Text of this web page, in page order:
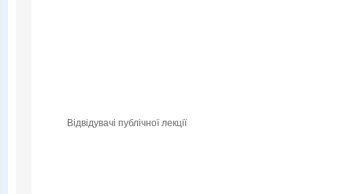
Відвідувачі публічної лекції